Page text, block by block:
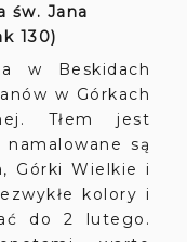
św. Jana
130)
w Beskidach
w Górkach
Tłem jest
są
Górki Wielkie i
kolory i
do 2 lutego.